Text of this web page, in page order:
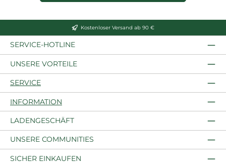
Kostenloser Versand ab 90 €
SERVICE-HOTLINE
UNSERE VORTEILE
SERVICE
INFORMATION
LADENGESCHÄFT
UNSERE COMMUNITIES
SICHER EINKAUFEN